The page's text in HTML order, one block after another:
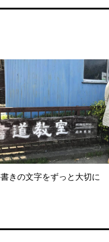
きの文字をずっと大切に